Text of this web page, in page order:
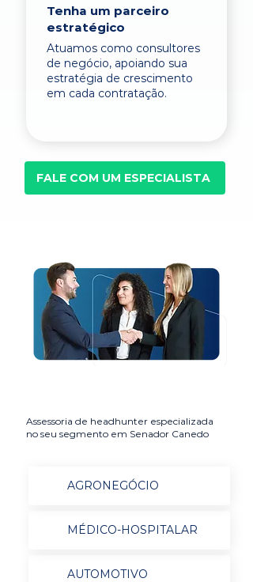
Tenha um parceiro
estratégico
Atuamos como consultores
de negócio, apoiando sua
estratégia de crescimento
em cada contratação.
FALE COM UM ESPECIALISTA
Assessoria de headhunter especializada
no seu segmento em Senador Canedo
AGRONEGÓCIO
MÉDICO-HOSPITALAR
AUTOMOTIVO